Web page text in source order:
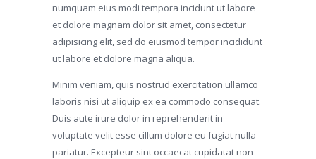
numquam eius modi tempora incidunt ut labore
et dolore magnam dolor sit amet, consectetur
adipisicing elit, sed do eiusmod tempor incididunt
ut labore et dolore magna aliqua.
Minim veniam, quis nostrud exercitation ullamco
laboris nisi ut aliquip ex ea commodo consequat.
Duis aute irure dolor in reprehenderit in
voluptate velit esse cillum dolore eu fugiat nulla
pariatur. Excepteur sint occaecat cupidatat non